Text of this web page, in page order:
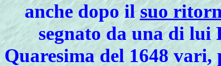
anche dopo ilsuo
segnato da una di lui
Quaresima del 1648